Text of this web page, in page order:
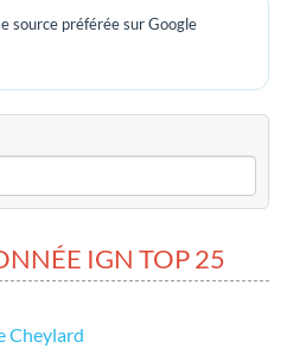
source préférée sur Google
IGN TOP 25
Cheylard